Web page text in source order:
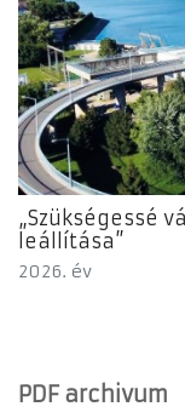
„Szükségessé
leállítása”
2026. év
PDF archivum